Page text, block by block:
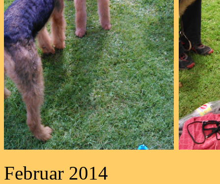
Februar 2014